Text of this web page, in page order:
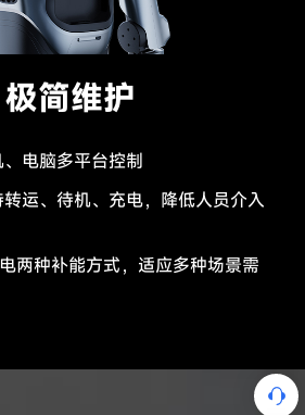
简维护
电脑多平台控制
运、待机、充电，降低人员介入
两种补能方式，适应多种场景需